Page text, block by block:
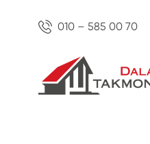
010 – 585 00 70